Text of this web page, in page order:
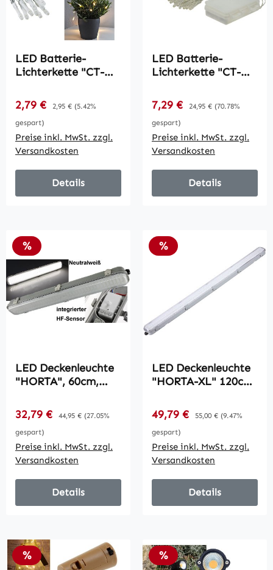
LED Batterie-
Lichterkette "CT-
warmweiß, transp.
Kabel, 20 LEDs
Verkaufspreis:
2,79 € Regulärer Preis:
2,95 € (5.42%
gespart)
Preise inkl. MwSt. zzgl.
Versandkosten
Details
LED Batterie-
Lichterkette "CT-
warmweiß, IP44,
100 LEDs, mit
6Std.Timer
Verkaufspreis:
7,29 € Regulärer Preis:
24,95 € (70.78%
gespart)
Preise inkl. MwSt. zzgl.
Versandkosten
Details
Rabatt
%
LED Deckenleuchte
"HORTA", 60cm,
Bewegungsmelder,
18W, 1562lm, 4000K
Verkaufspreis:
32,79 € Regulärer Preis:
44,95 € (27.05%
gespart)
Preise inkl. MwSt. zzgl.
Versandkosten
Details
Rabatt
%
LED Deckenleuchte
"HORTA-XL" 120cm
Bewegungsmelder,
37W, 3602lm, 4000k
Verkaufspreis:
49,79 € Regulärer Preis:
55,00 € (9.47%
gespart)
Preise inkl. MwSt. zzgl.
Versandkosten
Details
Rabatt
% Rabatt
%